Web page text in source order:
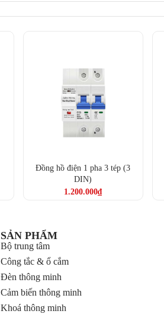
Đồng hồ điện 1 pha 3 tép (3
DIN)
1.200.000₫
SẢN PHẨM
Bộ trung tâm
Công tắc & ổ cắm
Đèn thông minh
Cảm biến thông minh
Khoá thông minh